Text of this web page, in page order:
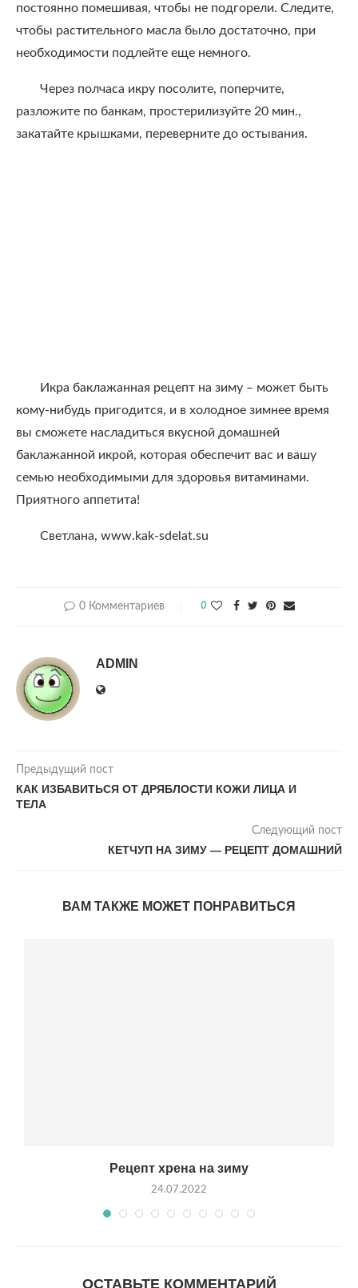
постоянно помешивая, чтобы не подгорели. Следите,
чтобы растительного масла было достаточно, при
необходимости подлейте еще немного.
Через полчаса икру посолите, поперчите,
разложите по банкам, простерилизуйте 20 мин.,
закатайте крышками, переверните до остывания.
Икра баклажанная рецепт на зиму – может быть
кому-нибудь пригодится, и в холодное зимнее время
вы сможете насладиться вкусной домашней
баклажанной икрой, которая обеспечит вас и вашу
семью необходимыми для здоровья витаминами.
Приятного аппетита!
Светлана, www.kak-sdelat.su
0 Комментариев 0
ADMIN
Предыдущий пост
КАК ИЗБАВИТЬСЯ ОТ ДРЯБЛОСТИ КОЖИ ЛИЦА И
ТЕЛА
Следующий пост
КЕТЧУП НА ЗИМУ — РЕЦЕПТ ДОМАШНИЙ
ВАМ ТАКЖЕ МОЖЕТ ПОНРАВИТЬСЯ
Рецепт хрена на зиму
24.07.2022
ОСТАВЬТЕ КОММЕНТАРИЙ